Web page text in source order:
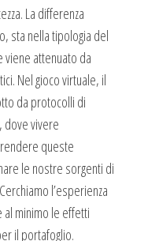
La differenza
sta nella tipologia del
attenuato da
Nel gioco virtuale, il
da protocolli di
dove vivere
queste
le nostre sorgenti di
l’esperienza
al minimo le effetti
il portafoglio.